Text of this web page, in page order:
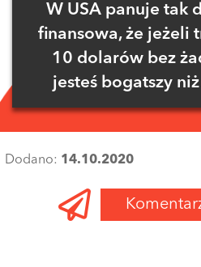
W USA panuje tak
finansowa, że jeżeli
10 dolarów bez
jesteś bogatszy
Dodano: 14.10.2020